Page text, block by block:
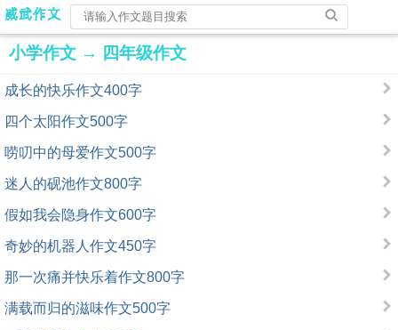
小学作文 → 四年级作文
成长的快乐作文400字
四个太阳作文500字
唠叨中的母爱作文500字
迷人的砚池作文800字
假如我会隐身作文600字
奇妙的机器人作文450字
那一次痛并快乐着作文800字
满载而归的滋味作文500字